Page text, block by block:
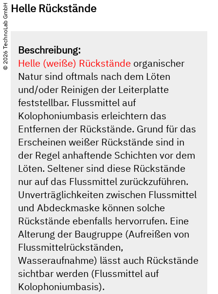
© 2026 TechnoLab GmbH Helle Rückstände
Beschreibung:
Helle (weiße) Rückstände organischer
Natur sind oftmals nach dem Löten
und/oder Reinigen der Leiterplatte
feststellbar. Flussmittel auf
Kolophoniumbasis erleichtern das
Entfernen der Rückstände. Grund für das
Erscheinen weißer Rückstände sind in
der Regel anhaftende Schichten vor dem
Löten. Seltener sind diese Rückstände
nur auf das Flussmittel zurückzuführen.
Unverträglichkeiten zwischen Flussmittel
und Abdeckmaske können solche
Rückstände ebenfalls hervorrufen. Eine
Alterung der Baugruppe (Aufreißen von
Flussmittelrückständen,
Wasseraufnahme) lässt auch Rückstände
sichtbar werden (Flussmittel auf
Kolophoniumbasis).